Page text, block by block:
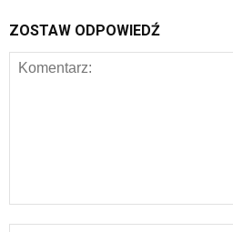
ZOSTAW ODPOWIEDŹ